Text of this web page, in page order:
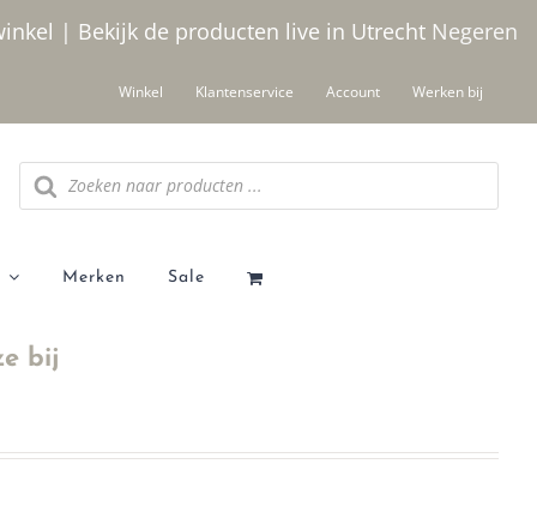
| Bekijk de producten live in Utrecht Negeren
Winkel Klantenservice Account Werken bij
Producten
zoeken
Merken Sale
bij